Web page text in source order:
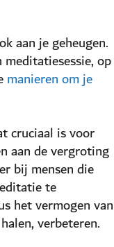
aan je geheugen.
op
manieren om je
cruciaal is voor
aan de vergroting
bij mensen die
te
het vermogen van
verbeteren.